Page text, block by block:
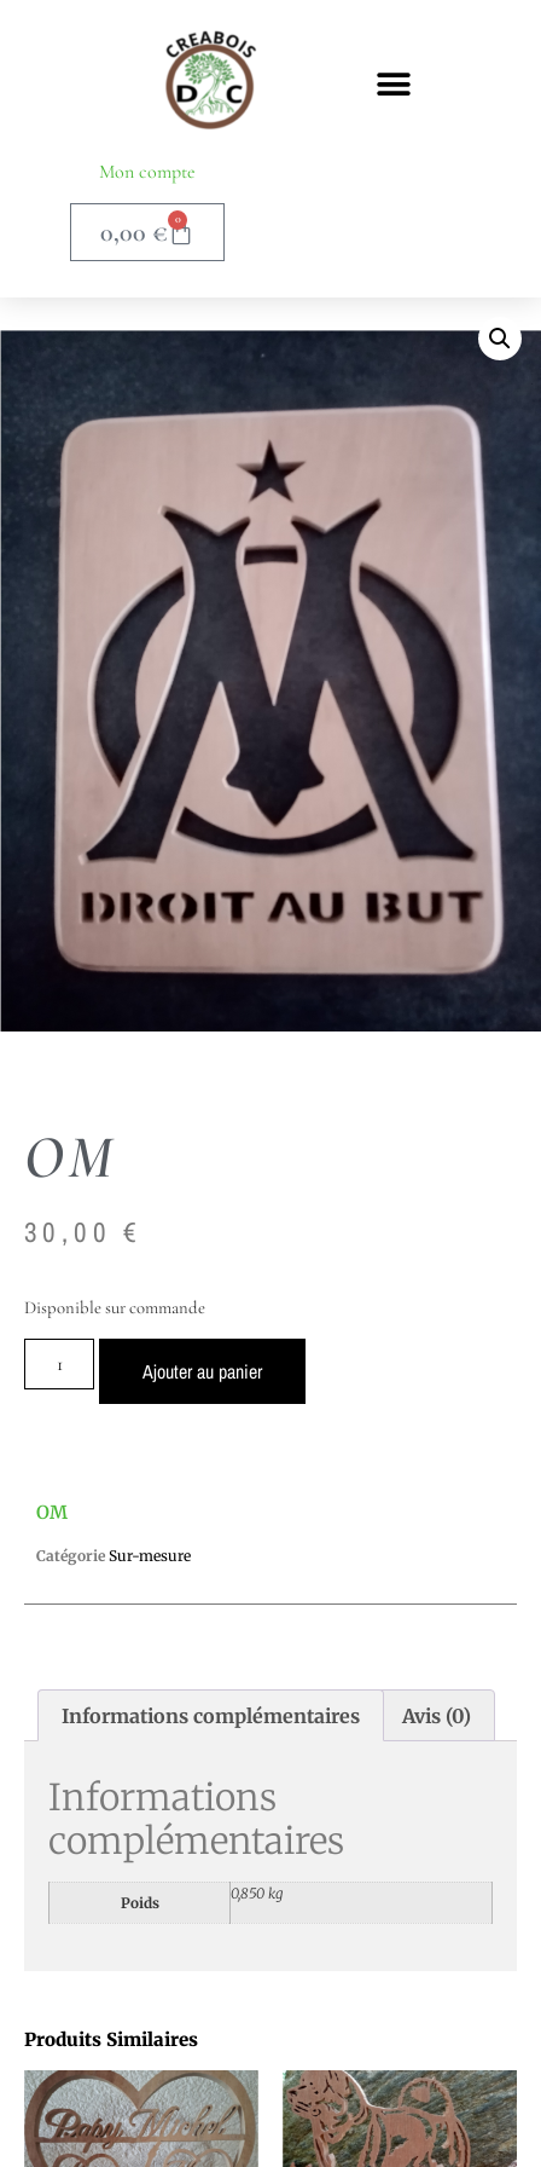
Mon compte
0,00 € 0
OM
30,00€
Disponible sur commande
Ajouter au panier
Produits Similaires
OM
Catégorie Sur-mesure
Informations complémentaires Avis (0)
Informations
complémentaires
Poids
0,850 kg